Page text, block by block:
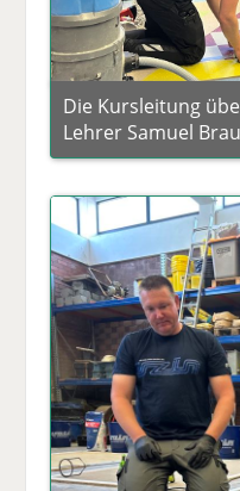
Die Kursleitung
Lehrer Samuel